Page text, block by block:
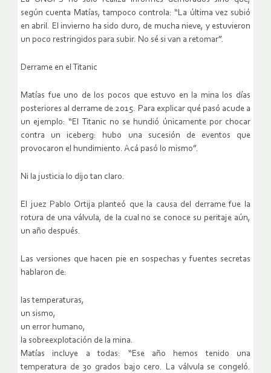
según cuenta Matías, tampoco controla: “La última vez subió
en abril. El invierno ha sido duro, de mucha nieve, y estuvieron
un poco restringidos para subir. No sé si van a retomar”.
Derrame en el Titanic
Matías fue uno de los pocos que estuvo en la mina los días
posteriores al derrame de 2015. Para explicar qué pasó acude a
un ejemplo: “El Titanic no se hundió únicamente por chocar
contra un iceberg: hubo una sucesión de eventos que
provocaron el hundimiento. Acá pasó lo mismo”.
Ni la justicia lo dijo tan claro.
El juez Pablo Ortija planteó que la causa del derrame fue la
rotura de una válvula, de la cual no se conoce su peritaje aún,
un año después.
Las versiones que hacen pie en sospechas y fuentes secretas
hablaron de:
las temperaturas,
un sismo,
un error humano,
la sobreexplotación de la mina.
Matías incluye a todas: “Ese año hemos tenido una
temperatura de 30 grados bajo cero. La válvula se congeló.